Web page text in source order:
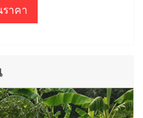
าคา